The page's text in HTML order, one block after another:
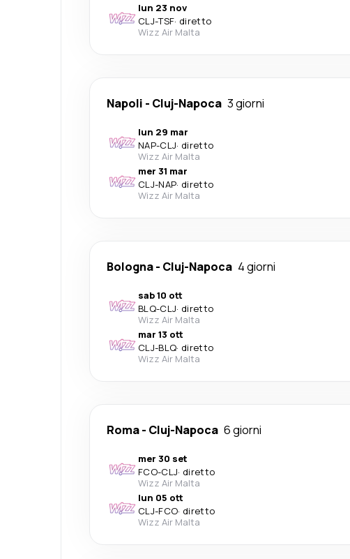
lun 23 nov
CLJ-TSF· diretto
Wizz Air Malta
Napoli - Cluj-Napoca 3 giorni
lun 29 mar
NAP-CLJ· diretto
Wizz Air Malta
mer 31 mar
CLJ-NAP· diretto
Wizz Air Malta
Bologna- Cluj-Napoca 4 giorni
sab 10 ott
BLQ-CLJ· diretto
Wizz Air Malta
mar 13 ott
CLJ-BLQ· diretto
Wizz Air Malta
Roma- Cluj-Napoca 6 giorni
mer 30 set
FCO-CLJ· diretto
Wizz Air Malta
lun 05 ott
CLJ-FCO· diretto
Wizz Air Malta